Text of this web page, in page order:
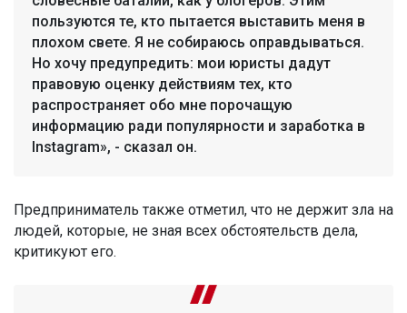
пользуются те, кто пытается выставить меня в
плохом свете. Я не собираюсь оправдываться.
Но хочу предупредить: мои юристы дадут
правовую оценку действиям тех, кто
распространяет обо мне порочащую
информацию ради популярности и заработка в
Instagram», - сказал он.
Предприниматель также отметил, что не держит зла на
людей, которые, не зная всех обстоятельств дела,
критикуют его.